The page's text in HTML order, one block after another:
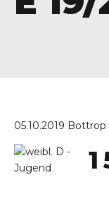
05.10.2019 Bottrop
0
1
4